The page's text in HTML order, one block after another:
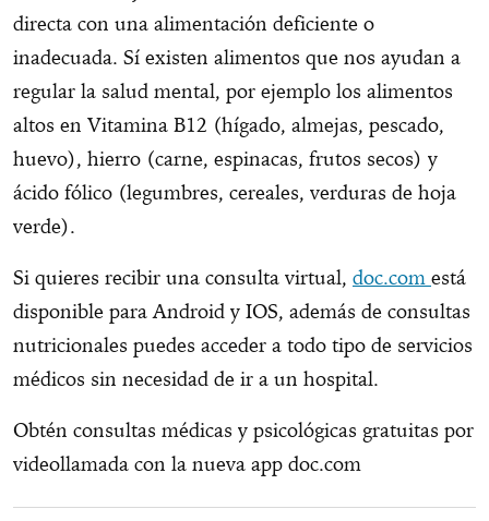
directa con una alimentación deficiente o
inadecuada. Sí existen alimentos que nos ayudan a
regular la salud mental, por ejemplo los alimentos
altos en Vitamina B12 (hígado, almejas, pescado,
huevo), hierro (carne, espinacas, frutos secos) y
ácido fólico (legumbres, cereales, verduras de hoja
verde).
Si quieres recibir una consulta virtual, doc.com está
disponible para Android y IOS, además de consultas
nutricionales puedes acceder a todo tipo de servicios
médicos sin necesidad de ir a un hospital.
Obtén consultas médicas y psicológicas gratuitas por
videollamada con la nueva app doc.com